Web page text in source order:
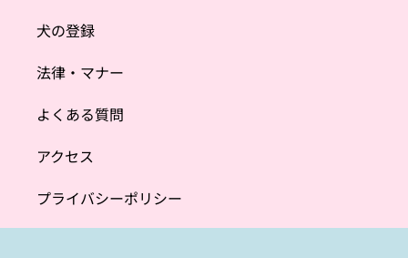
犬の登録
法律・マナー
よくある質問
アクセス
プライバシーポリシー